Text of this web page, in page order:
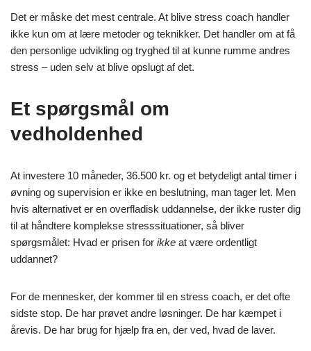
Det er måske det mest centrale. At blive stress coach handler
ikke kun om at lære metoder og teknikker. Det handler om at få
den personlige udvikling og tryghed til at kunne rumme andres
stress – uden selv at blive opslugt af det.
Et spørgsmål om
vedholdenhed
At investere 10 måneder, 36.500 kr. og et betydeligt antal timer i
øvning og supervision er ikke en beslutning, man tager let. Men
hvis alternativet er en overfladisk uddannelse, der ikke ruster dig
til at håndtere komplekse stresssituationer, så bliver
spørgsmålet: Hvad er prisen for ikke at være ordentligt
uddannet?
For de mennesker, der kommer til en stress coach, er det ofte
sidste stop. De har prøvet andre løsninger. De har kæmpet i
årevis. De har brug for hjælp fra en, der ved, hvad de laver.